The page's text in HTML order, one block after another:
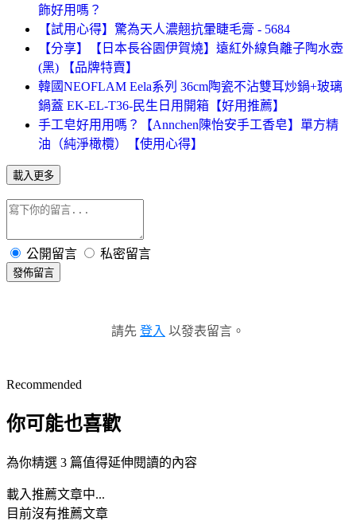
飾好用嗎？
【試用心得】驚為天人濃翹抗暈睫毛膏 - 5684
【分享】【日本長谷園伊賀燒】遠紅外線負離子陶水壺
(黑) 【品牌特賣】
韓國NEOFLAM Eela系列 36cm陶瓷不沾雙耳炒鍋+玻璃
鍋蓋 EK-EL-T36-民生日用開箱【好用推薦】
手工皂好用用嗎？【Annchen陳怡安手工香皂】單方精
油（純淨橄欖）【使用心得】
載入更多
公開留言 私密留言
發佈留言
請先 登入 以發表留言。
Recommended
你可能也喜歡
為你精選 3 篇值得延伸閱讀的內容
載入推薦文章中...
目前沒有推薦文章